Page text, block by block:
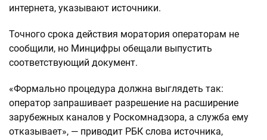
интернета, указывают источники.
Точного срока действия моратория операторам не
сообщили, но Минцифры обещали выпустить
соответствующий документ.
«Формально процедура должна выглядеть так:
оператор запрашивает разрешение на расширение
зарубежных каналов у Роскомнадзора, а служба ему
отказывает», — приводит РБК слова источника,